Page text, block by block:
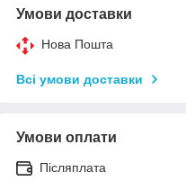
Умови доставки
Нова Пошта
Всі умови доставки
Умови оплати
Післяплата